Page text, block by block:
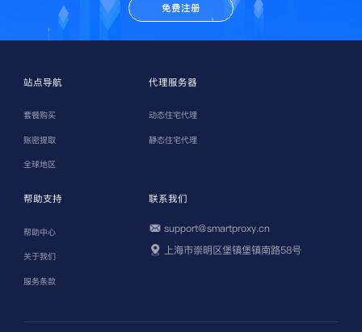
免费注册
站点导航
套餐购买
账密提取
全球地区
代理服务器
动态住宅代理
静态住宅代理
帮助支持
帮助中心
关于我们
服务条款
联系我们
support@smartproxy.cn
上海市崇明区堡镇堡镇南路58号